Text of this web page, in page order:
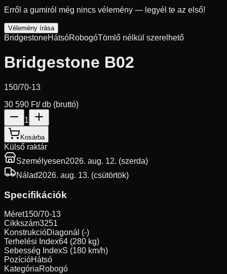
Erről a gumiról még nincs vélemény — legyél te az első!
Vélemény írása
BridgestoneHátsóRobogóTömlő nélkül szerelhető
Bridgestone B02
150/70-13
30 590 Ft/ db (bruttó)
1
Kosárba
Külső raktár
Személyesen2026. aug. 12. (szerda)
Nálad2026. aug. 13. (csütörtök)
Specifikációk
Méret150/70-13
Cikkszám3251
KonstrukcióDiagonál (-)
Terhelési Index64 (280 kg)
Sebesség IndexS (180 km/h)
PozícióHátsó
KategóriaRobogó